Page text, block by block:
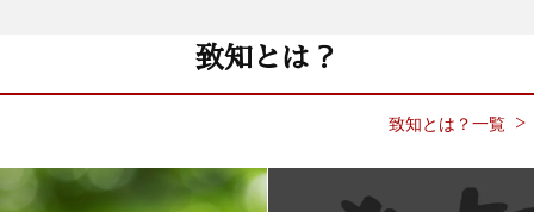
致知とは？
致知とは？一覧